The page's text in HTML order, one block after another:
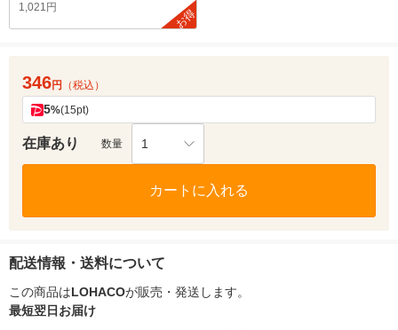
1,021円
お得
346円 （税込）
5%(15pt)
在庫あり 数量 1
カートに入れる
配送情報・送料について
この商品はLOHACOが販売・発送します。
最短翌日お届け